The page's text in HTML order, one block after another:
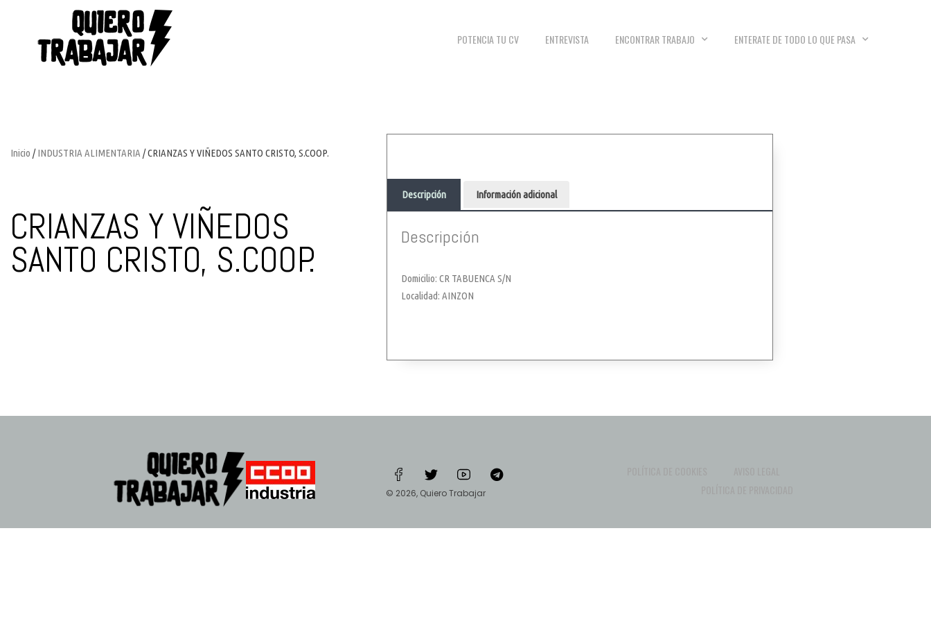
POTENCIA TU CV ENTREVISTA ENCONTRAR TRABAJO ENTERATE DE TODO LO QUE PASA
Inicio /INDUSTRIA ALIMENTARIA / CRIANZAS Y VIÑEDOS SANTO CRISTO, S.COOP.
CRIANZAS Y VIÑEDOS
SANTO CRISTO, S.COOP.
Descripción Información adicional
Descripción
Domicilio: CR TABUENCA S/N
Localidad: AINZON
© 2026, Quiero Trabajar